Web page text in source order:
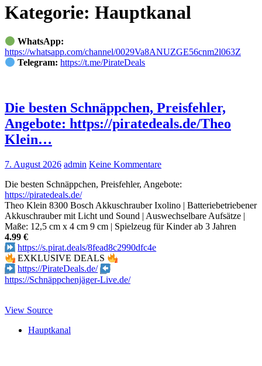
Kategorie: Hauptkanal
WhatsApp:
https://whatsapp.com/channel/0029Va8ANUZGE56cnm2l063Z
Telegram: https://t.me/PirateDeals
Die besten Schnäppchen, Preisfehler,
Angebote: https://piratedeals.de/Theo
Klein…
7. August 2026 admin Keine Kommentare
Die besten Schnäppchen, Preisfehler, Angebote:
https://piratedeals.de/
Theo Klein 8300 Bosch Akkuschrauber Ixolino | Batteriebetriebener
Akkuschrauber mit Licht und Sound | Auswechselbare Aufsätze |
Maße: 12,5 cm x 4 cm 9 cm | Spielzeug für Kinder ab 3 Jahren
4.99 €
https://s.pirat.deals/8fead8c2990dfc4e
EXKLUSIVE DEALS
https://PirateDeals.de/
https://Schnäppchenjäger-Live.de/
View Source
Hauptkanal